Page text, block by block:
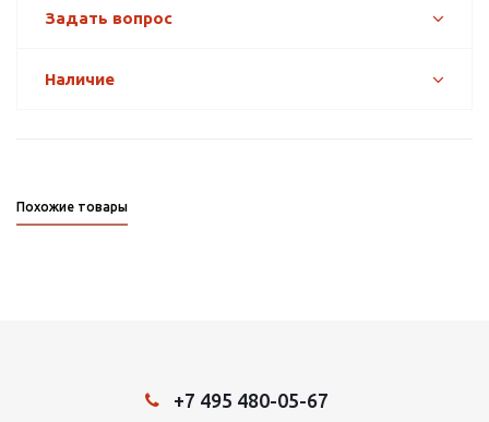
Задать вопрос
Наличие
Похожие товары
+7 495 480-05-67